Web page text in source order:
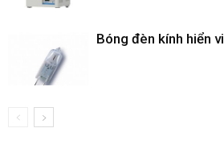
Bóng đèn kính hiển vi